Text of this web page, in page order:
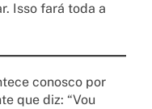
Isso fará toda a
conosco por
que diz: “Vou